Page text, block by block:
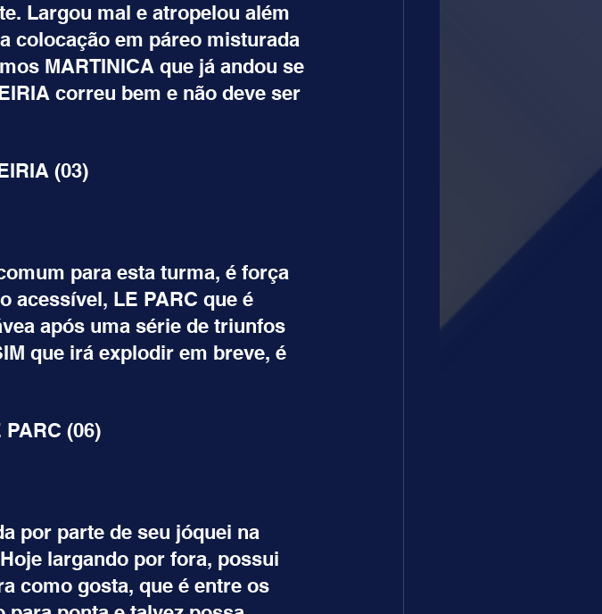
Largou mal e atropelou além
colocação em páreo misturada
MARTINICA que já andou se
correu bem e não deve ser
(03)
para esta turma, é força
acessível, LE PARC que é
após uma série de triunfos
que irá explodir em breve, é
PARC (06)
por parte de seu jóquei na
largando por fora, possui
como gosta, que é entre os